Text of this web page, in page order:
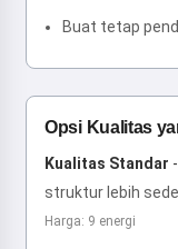
Buat tetap
Opsi Kualitas
Kualitas Standar -
struktur lebih
Harga: 9 energi